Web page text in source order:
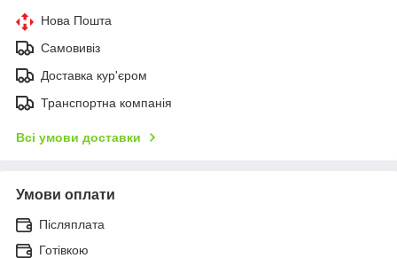
Нова Пошта
Самовивіз
Доставка кур'єром
Транспортна компанія
Всі умови доставки
Умови оплати
Післяплата
Готівкою